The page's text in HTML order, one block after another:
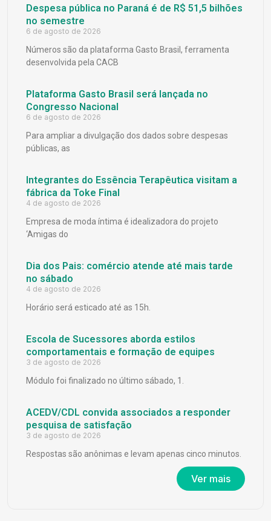
Despesa pública no Paraná é de R$ 51,5 bilhões
no semestre
6 de agosto de 2026
Números são da plataforma Gasto Brasil, ferramenta
desenvolvida pela CACB
Plataforma Gasto Brasil será lançada no
Congresso Nacional
6 de agosto de 2026
Para ampliar a divulgação dos dados sobre despesas
públicas, as
Integrantes do Essência Terapêutica visitam a
fábrica da Toke Final
4 de agosto de 2026
Empresa de moda íntima é idealizadora do projeto
‘Amigas do
Dia dos Pais: comércio atende até mais tarde
no sábado
4 de agosto de 2026
Horário será esticado até as 15h.
Escola de Sucessores aborda estilos
comportamentais e formação de equipes
3 de agosto de 2026
Módulo foi finalizado no último sábado, 1.
ACEDV/CDL convida associados a responder
pesquisa de satisfação
3 de agosto de 2026
Respostas são anônimas e levam apenas cinco minutos.
Ver mais